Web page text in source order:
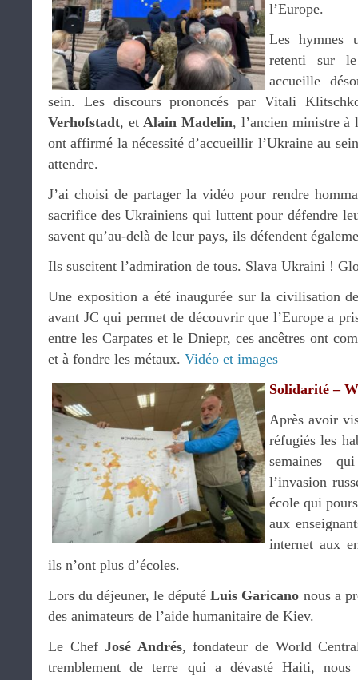
l’Europe.
Les hymnes
retenti sur
accueille
sein. Les discours prononcés par Vitali
Verhofstadt, etAlain Madelin, l’ancien ministre à
ont affirmé la nécessité d’accueillir l’Ukraine au
attendre.
J’ai choisi de partager la vidéo pour rendre
sacrifice des Ukrainiens qui luttent pour défendre
savent qu’au-delà de leur pays, ils défendent
Ils suscitent l’admiration de tous. Slava Ukraini !
Une exposition a été inaugurée sur la civilisation
avant JC qui permet de découvrir que l’Europe a
entre les Carpates et le Dniepr, ces ancêtres ont
et à fondre les métaux. Vidéo et images
Solidarité –
Après avoir
réfugiés les
semaines
l’invasion
école qui
aux
internet aux
ils n’ont plus d’écoles.
Lors du déjeuner, le députéLuis Garicano nous a
des animateurs de l’aide humanitaire de Kiev.
Le ChefJosé Andrés, fondateur de World
tremblement de terre qui a dévasté Haiti, nous